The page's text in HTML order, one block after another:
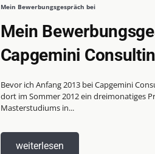
Mein Bewerbungsgespräch bei
Mein
Capgemini
Bevor ich Anfang 2013 bei Capgemini
dort im Sommer 2012 ein dreimonatiges
Masterstudiums in...
weiterlesen